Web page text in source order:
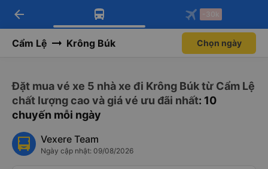
Tải app Vexere ngay!
Nhận ưu đãi thành viên độc
Mở app
Tải app Vexere
-30k/ghế khi đặt vé máy bay qua
Mở app
arrow_back -30k
Cẩm Lệ Krông Búk Chọn ngày
Đặt mua vé xe 5 nhà xe đi Krông Búk từ Cẩm Lệ
chất lượng cao và giá vé ưu đãi nhất: 10
chuyến mỗi ngày
Vexere Team
Ngày cập nhật: 09/08/2026